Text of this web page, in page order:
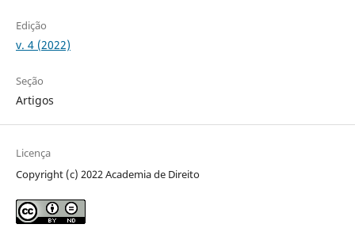
Edição
v. 4 (2022)
Seção
Artigos
Licença
Copyright (c) 2022 Academia de Direito